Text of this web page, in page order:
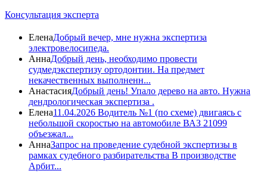
Консультация эксперта
ЕленаДобрый вечер, мне нужна экспертиза
электровелосипеда.
АннаДобрый день, необходимо провести
судмедэкспертизу ортодонтии. На предмет
некачественных выполненн...
АнастасияДобрый день! Упало дерево на авто. Нужна
дендрологическая экспертиза .
Елена11.04.2026 Водитель №1 (по схеме) двигаясь с
небольшой скоростью на автомобиле ВАЗ 21099
объезжал...
АннаЗапрос на проведение судебной экспертизы в
рамках судебного разбирательства В производстве
Арбит...